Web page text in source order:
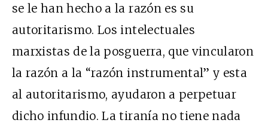
se le han hecho a la razón es su
autoritarismo. Los intelectuales
marxistas de la posguerra, que vincularon
la razón a la “razón instrumental” y esta
al autoritarismo, ayudaron a perpetuar
dicho infundio. La tiranía no tiene nada